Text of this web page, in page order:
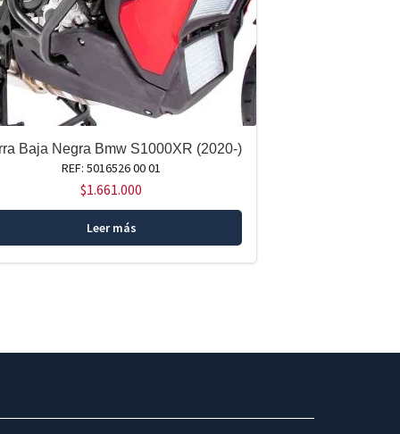
Baja Negra Bmw S1000XR (2020-)
REF: 5016526 00 01
$1.661.000
Leer más